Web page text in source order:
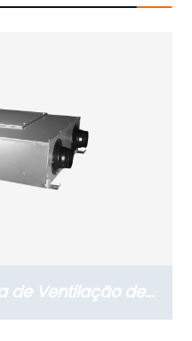
de Ventilação de